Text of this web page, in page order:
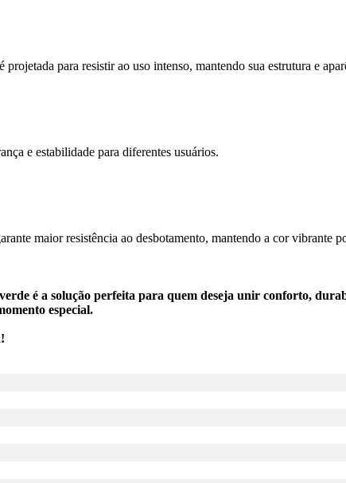
para resistir ao uso intenso, mantendo sua estrutura e
e estabilidade para diferentes usuários.
maior resistência ao desbotamento, mantendo a cor vibrante
é a solução perfeita para quem deseja unir conforto,
especial.